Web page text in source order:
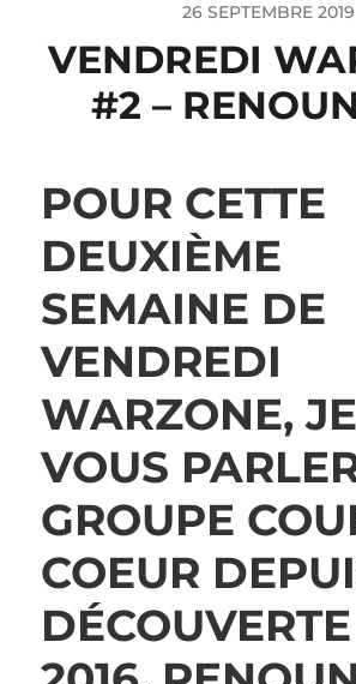
26 SEPTEMBRE 2019
VENDREDI
#2 –
POUR CETTE
DEUXIÈME
SEMAINE DE
VENDREDI
WARZONE,
VOUS
GROUPE
COEUR